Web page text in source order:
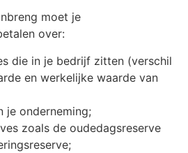
moet je
over:
die in je bedrijf zitten (verschil
en werkelijke waarde van
je onderneming;
zoals de oudedagsreserve